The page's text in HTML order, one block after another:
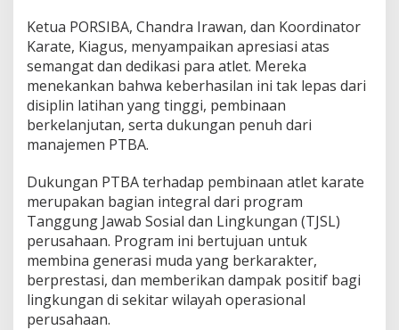
d
i
K
e
j
u
a
r
n
I
n
t
e
r
n
s
Ketua PORSIBA, Chandra Irawan, dan Koordinator
Karate, Kiagus, menyampaikan apresiasi atas
semangat dan dedikasi para atlet. Mereka
menekankan bahwa keberhasilan ini tak lepas dari
disiplin latihan yang tinggi, pembinaan
berkelanjutan, serta dukungan penuh dari
manajemen PTBA.
Dukungan PTBA terhadap pembinaan atlet karate
merupakan bagian integral dari program
Tanggung Jawab Sosial dan Lingkungan (TJSL)
perusahaan. Program ini bertujuan untuk
membina generasi muda yang berkarakter,
berprestasi, dan memberikan dampak positif bagi
lingkungan di sekitar wilayah operasional
perusahaan.